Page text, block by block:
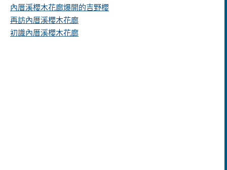
內厝溪櫻木花廊爆開的吉野櫻
再訪內厝溪櫻木花廊
初識內厝溪櫻木花廊